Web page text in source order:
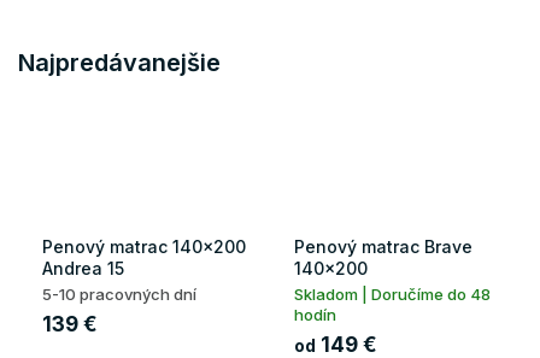
Najpredávanejšie
Penový matrac 140x200
Andrea 15
5-10 pracovných dní
139 €
Penový matrac Brave
140x200
Skladom | Doručíme do 48
hodín
od 149 €